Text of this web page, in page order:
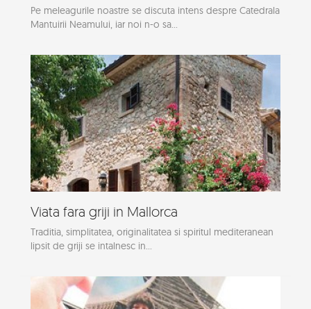
Pe meleagurile noastre se discuta intens despre Catedrala
Mantuirii Neamului, iar noi n-o sa...
Viata fara griji in Mallorca
Traditia, simplitatea, originalitatea si spiritul mediteranean
lipsit de griji se intalnesc in...